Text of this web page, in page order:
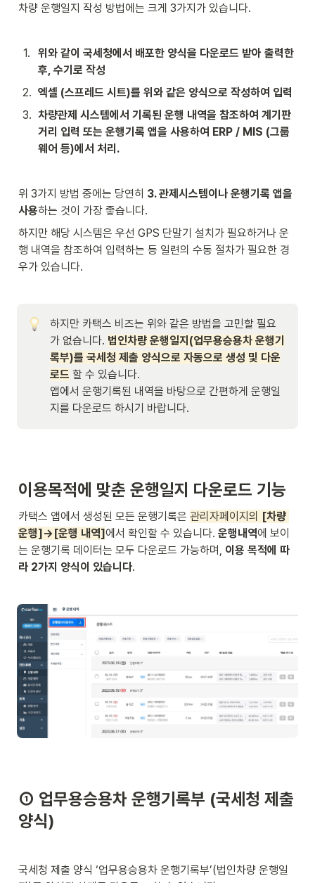
차량 운행일지 작성 방법에는 크게 3가지가 있습니다.
1.
위와 같이 국세청에서 배포한 양식을 다운로드 받아 출력한
후, 수기로 작성
2. 엑셀 (스프레드 시트)를 위와 같은 양식으로 작성하여 입력
3. 차량관제 시스템에서 기록된 운행 내역을 참조하여 계기판
거리 입력 또는 운행기록 앱을 사용하여 ERP / MIS (그룹
웨어 등)에서 처리.
위 3가지 방법 중에는 당연히 3. 관제시스템이나 운행기록 앱을
사용하는 것이 가장 좋습니다.
하지만 해당 시스템은 우선 GPS 단말기 설치가 필요하거나 운
행 내역을 참조하여 입력하는 등 일련의 수동 절차가 필요한 경
우가 있습니다.
하지만 카택스 비즈는 위와 같은 방법을 고민할 필요
가 없습니다. 법인차량 운행일지(업무용승용차 운행기
록부)를 국세청 제출 양식으로 자동으로 생성 및 다운
로드 할 수 있습니다.
앱에서 운행기록된 내역을 바탕으로 간편하게 운행일
지를 다운로드 하시기 바랍니다.
이용목적에 맞춘 운행일지 다운로드 기능
카택스 앱에서 생성된 모든 운행기록은 관리자페이지의 [차량
운행]→[운행 내역]에서 확인할 수 있습니다. 운행내역에 보이
는 운행기록 데이터는 모두 다운로드 가능하며, 이용 목적에 따
라 2가지 양식이 있습니다.
① 업무용승용차 운행기록부 (국세청 제출
양식)
국세청 제출 양식 ‘업무용승용차 운행기록부’(법인차량 운행일